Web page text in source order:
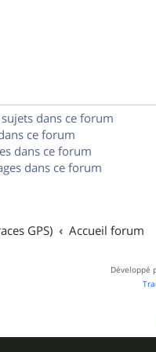
dans ce forum
ce forum
dans ce forum
dans ce forum
GPS) Accueil forum
Développé